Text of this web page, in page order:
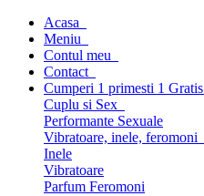
Acasa
Meniu
Contul meu
Contact
Cumperi 1 primesti 1 Gratis
Cuplu si Sex
Performante Sexuale
Vibratoare, inele, feromoni
Inele
Vibratoare
Parfum Feromoni